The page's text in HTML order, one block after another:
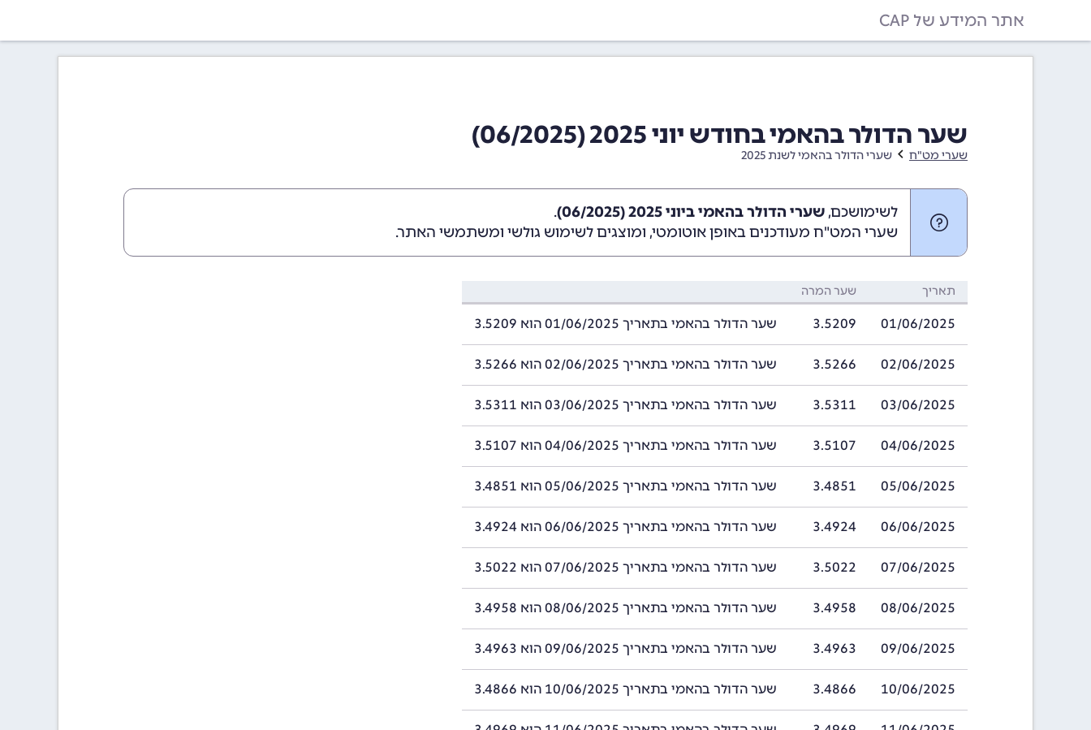
אתר המידע של CAP
שער הדולר בהאמי בחודש יוני 2025 (06/2025)
שערי מט"ח שערי הדולר בהאמי לשנת 2025
לשימושכם, שערי הדולר בהאמי ביוני 2025 (06/2025)
.
שערי המט"ח מעודכנים באופן אוטומטי, ומוצגים לשימוש גולשי ומשתמשי האתר.
תאריך שער המרה
01/06/2025
3.5209 שער הדולר בהאמי בתאריך 01/06/2025 הוא 3.5209
02/06/2025
3.5266 שער הדולר בהאמי בתאריך 02/06/2025 הוא 3.5266
03/06/2025
3.5311 שער הדולר בהאמי בתאריך 03/06/2025 הוא 3.5311
04/06/2025
3.5107 שער הדולר בהאמי בתאריך 04/06/2025 הוא 3.5107
05/06/2025
3.4851 שער הדולר בהאמי בתאריך 05/06/2025 הוא 3.4851
06/06/2025
3.4924 שער הדולר בהאמי בתאריך 06/06/2025 הוא 3.4924
07/06/2025
3.5022 שער הדולר בהאמי בתאריך 07/06/2025 הוא 3.5022
08/06/2025
3.4958 שער הדולר בהאמי בתאריך 08/06/2025 הוא 3.4958
09/06/2025
3.4963 שער הדולר בהאמי בתאריך 09/06/2025 הוא 3.4963
10/06/2025
3.4866 שער הדולר בהאמי בתאריך 10/06/2025 הוא 3.4866